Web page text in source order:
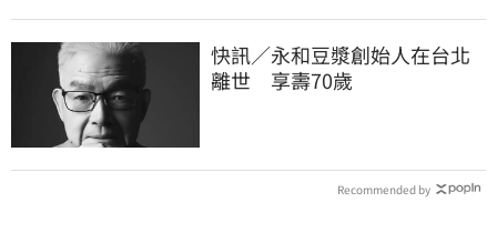
快訊／永和豆漿創始人在台北
離世 享壽70歲
Recommended by